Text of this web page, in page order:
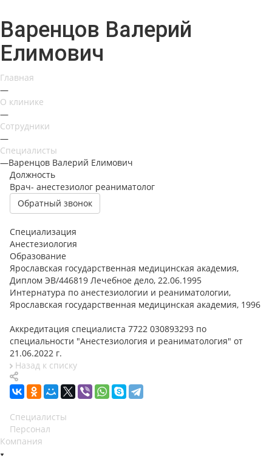
Варенцов Валерий
Елимович
Главная
—
О клинике
—
Сотрудники
—
Специалисты
—Варенцов Валерий Елимович
Должность
Врач- анестезиолог реаниматолог
Обратный звонок
Специализация
Анестезиология
Образование
Ярославская государственная медицинская академия,
Диплом ЭВ/446819 Лечебное дело, 22.06.1995
Интернатура по анестезиологии и реаниматологии,
Ярославская государственная медицинская академия, 1996
Аккредитация специалиста 7722 030893293 по
специальности "Анестезиология и реаниматология" от
21.06.2022 г.
Назад к списку
Специалисты
Персонал
Компания